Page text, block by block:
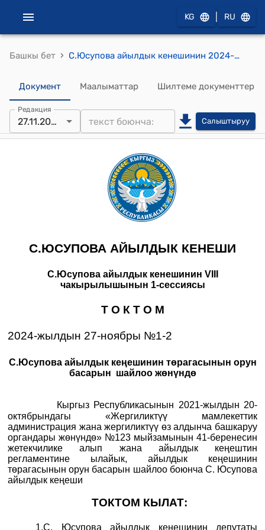
KG RU
Башкы бет › С.Юсупова айылдык кенешинин 2024-жылдын 27-ноябрындагы №1-2 "С.Юсупова айылдык кеңешинин төрагасынын орун басарын шайлоо жөнүндө" токтому.
Документ Маалыматтар Шилтеме документтер
Редакция
27.11.2024 Салыштыруу